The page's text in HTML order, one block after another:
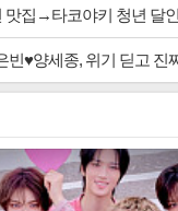
맛집→타코야키 청년 달
종, 위기 딛고 진짜 약혼…9화 경